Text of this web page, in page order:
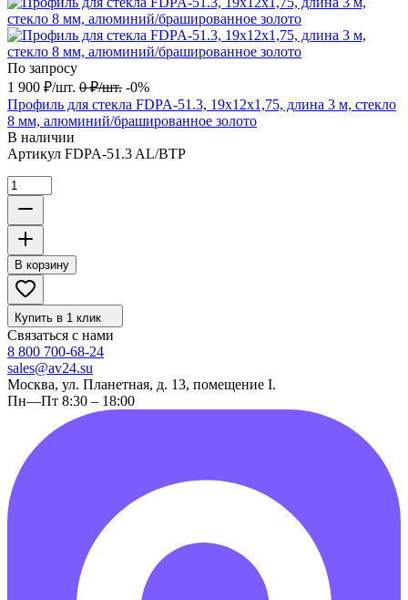
По запросу
1 900 ₽/шт. 0 ₽/шт. -0%
Профиль для стекла FDPA-51.3, 19х12х1,75, длина 3 м, стекло
8 мм, алюминий/брашированное золото
В наличии
Артикул FDPA-51.3 AL/BTP
В корзину
Купить в 1 клик
Связаться с нами
8 800 700-68-24
sales@av24.su
Москва, ул. Планетная, д. 13, помещение I.
Пн—Пт 8:30 – 18:00